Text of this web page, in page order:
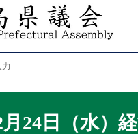
24日（水）